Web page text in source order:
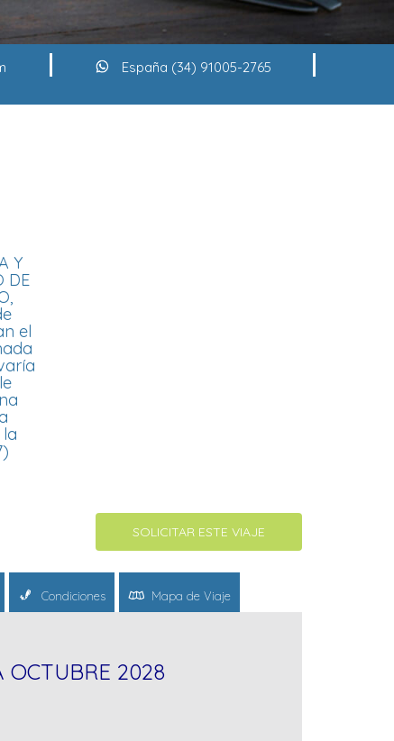
España (34) 91005-2765
Y
DE
el
SOLICITAR ESTE VIAJE
Condiciones Mapa de Viaje
OCTUBRE 2028